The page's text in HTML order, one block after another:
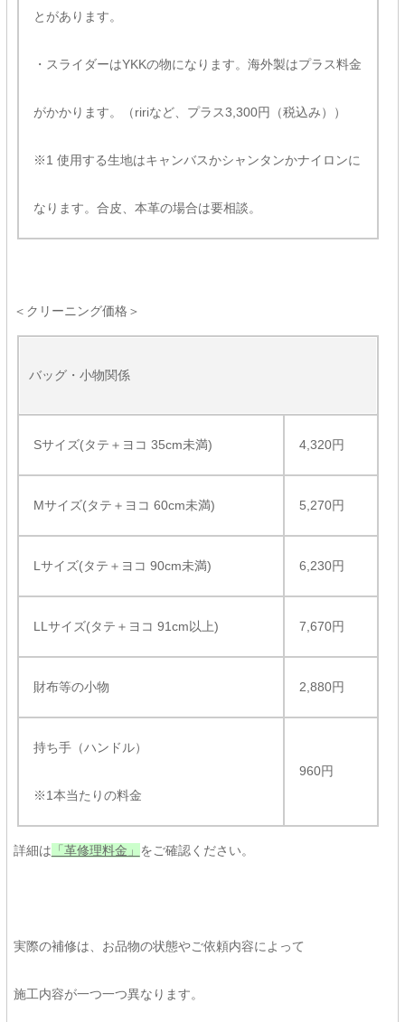
とがあります。
・スライダーはYKKの物になります。海外製はプラス料金
がかかります。（ririなど、プラス3,300円（税込み））
※1 使用する生地はキャンバスかシャンタンかナイロンに
なります。合皮、本革の場合は要相談。
＜クリーニング価格＞
バッグ・小物関係
Sサイズ(タテ＋ヨコ 35cm未満) 4,320円
Mサイズ(タテ＋ヨコ 60cm未満) 5,270円
Lサイズ(タテ＋ヨコ 90cm未満) 6,230円
LLサイズ(タテ＋ヨコ 91cm以上) 7,670円
財布等の小物 2,880円
持ち手（ハンドル）
※1本当たりの料金
960円
詳細は 「革修理料金」 をご確認ください。
実際の補修は、お品物の状態やご依頼内容によって
施工内容が一つ一つ異なります。